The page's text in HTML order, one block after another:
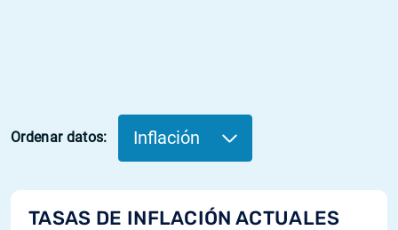
Ordenar datos: Inflación
TASAS DE INFLACIÓN ACTUALES